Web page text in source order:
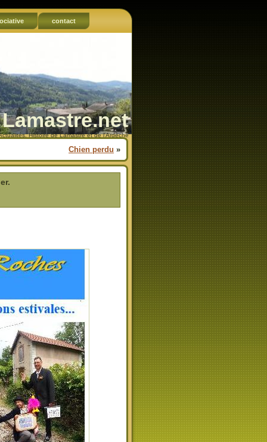
contact
Lamastre.net
Histoire de Lamastre et de l'Ardèche
Chien perdu »